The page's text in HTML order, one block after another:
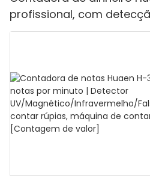
profissional, com
capacidade de contagem